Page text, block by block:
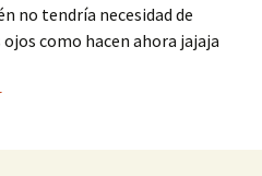
no tendría necesidad de
como hacen ahora jajaja